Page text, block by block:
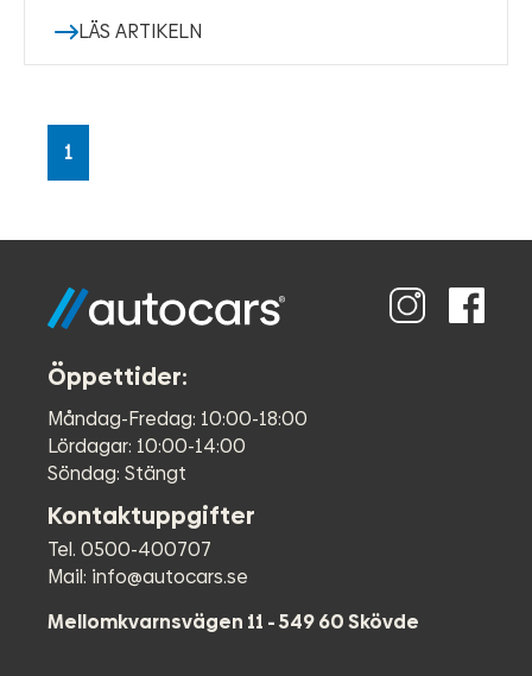
LÄS ARTIKELN
1
Öppettider:
Måndag-Fredag: 10:00-18:00
Lördagar: 10:00-14:00
Söndag: Stängt
Kontaktuppgifter
Tel. 0500-400707
Mail: info@autocars.se
Mellomkvarnsvägen 11 - 549 60 Skövde